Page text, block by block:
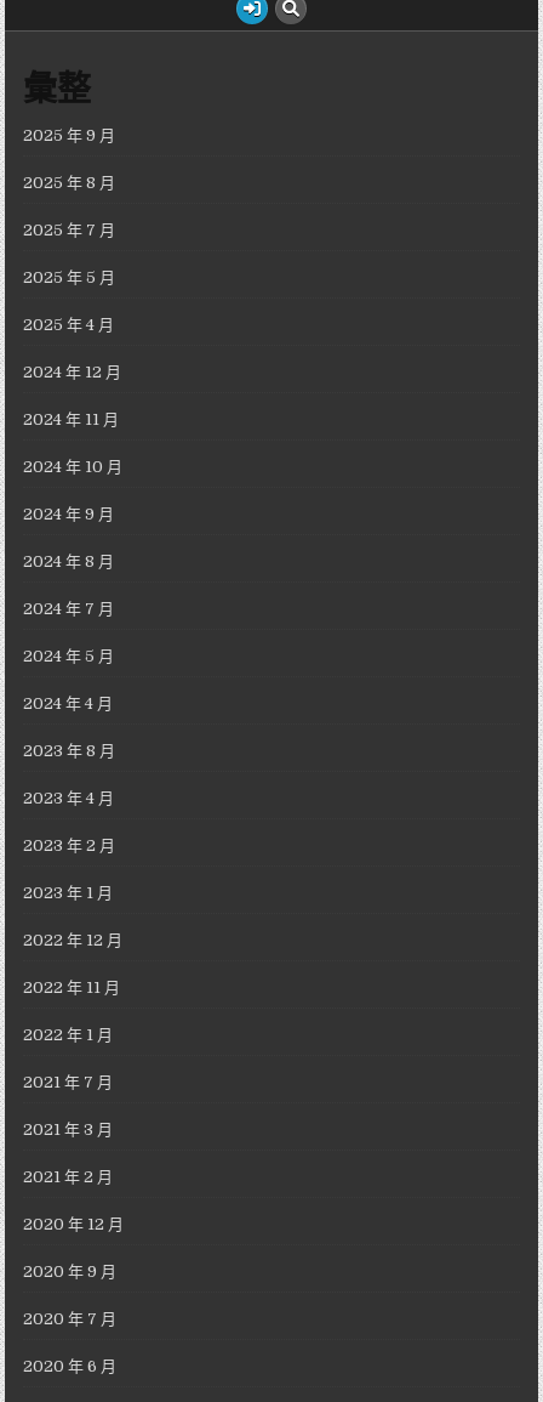
彙整
2025 年 9 月
2025 年 8 月
2025 年 7 月
2025 年 5 月
2025 年 4 月
2024 年 12 月
2024 年 11 月
2024 年 10 月
2024 年 9 月
2024 年 8 月
2024 年 7 月
2024 年 5 月
2024 年 4 月
2023 年 8 月
2023 年 4 月
2023 年 2 月
2023 年 1 月
2022 年 12 月
2022 年 11 月
2022 年 1 月
2021 年 7 月
2021 年 3 月
2021 年 2 月
2020 年 12 月
2020 年 9 月
2020 年 7 月
2020 年 6 月